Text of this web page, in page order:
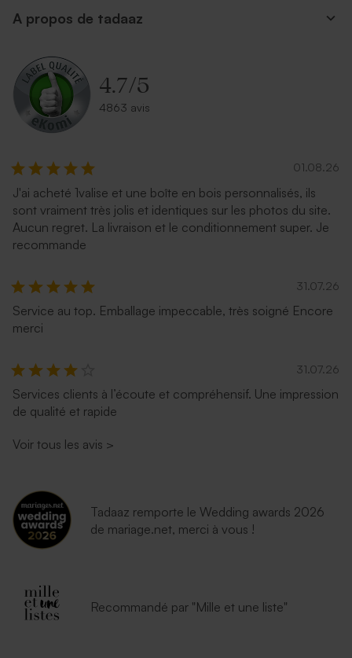
A propos de tadaaz
4.7/5
4863 avis
01.08.26
J'ai acheté 1valise et une boîte en bois personnalisés, ils
sont vraiment très jolis et identiques sur les photos du site.
Aucun regret. La livraison et le conditionnement super. Je
recommande
31.07.26
Service au top. Emballage impeccable, très soigné Encore
merci
31.07.26
Services clients à l’écoute et compréhensif. Une impression
de qualité et rapide
Voir tous les avis >
Tadaaz remporte le Wedding awards 2026
de mariage.net, merci à vous !
Recommandé par "Mille et une liste"